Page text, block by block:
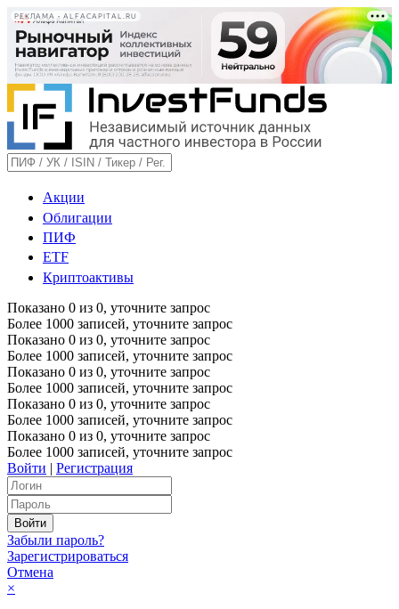
РЕКЛАМА • ALFACAPITAL.RU
Акции
Облигации
ПИФ
ETF
Криптоактивы
Показано 0 из 0, уточните запрос
Более 1000 записей, уточните запрос
Показано 0 из 0, уточните запрос
Более 1000 записей, уточните запрос
Показано 0 из 0, уточните запрос
Более 1000 записей, уточните запрос
Показано 0 из 0, уточните запрос
Более 1000 записей, уточните запрос
Показано 0 из 0, уточните запрос
Более 1000 записей, уточните запрос
Войти | Регистрация
Забыли пароль?
Зарегистрироваться
Отмена
×